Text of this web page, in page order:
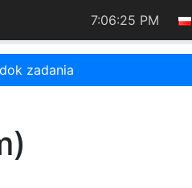
7:06:25 PM
zadania